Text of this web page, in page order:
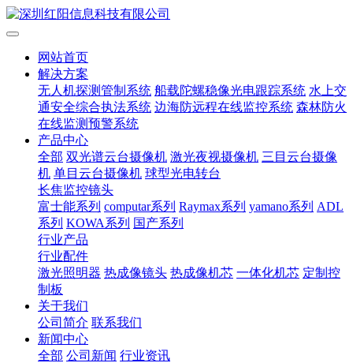
网站首页
解决方案
无人机探测管制系统 船载陀螺稳像光电跟踪系统 水上交
通安全综合执法系统 边海防远程在线监控系统 森林防火
在线监测预警系统
产品中心
全部 双光谱云台摄像机 激光夜视摄像机 三目云台摄像
机 单目云台摄像机 球型光电转台
长焦监控镜头
富士能系列 computar系列 Raymax系列 yamano系列 ADL
系列 KOWA系列 国产系列
行业产品
行业配件
激光照明器 热成像镜头 热成像机芯 一体化机芯 定制控
制板
关于我们
公司简介 联系我们
新闻中心
全部 公司新闻 行业资讯